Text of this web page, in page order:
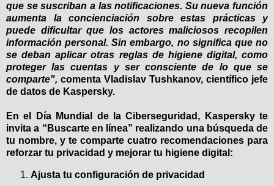
que se suscriban a las notificaciones. Su nueva función
aumenta la concienciación sobre estas prácticas y
puede dificultar que los actores maliciosos recopilen
información personal. Sin embargo, no significa que no
se deban aplicar otras reglas de higiene digital, como
proteger las cuentas y ser consciente de lo que se
comparte", comenta Vladislav Tushkanov, científico jefe
de datos de Kaspersky.
En el Día Mundial de la Ciberseguridad, Kaspersky te
invita a “Buscarte en línea” realizando una búsqueda de
tu nombre, y te comparte cuatro recomendaciones para
reforzar tu privacidad y mejorar tu higiene digital:
Ajusta tu configuración de privacidad